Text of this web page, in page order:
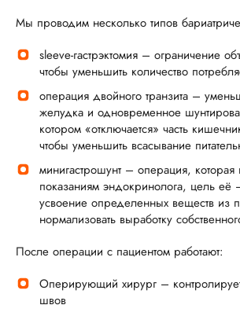
Мы проводим несколько типов
sleeve-гастрэктомия – ограничение
чтобы уменьшить количество
операция двойного транзита –
желудка и одновременное
котором «отключается» часть
чтобы уменьшить всасывание
минигастрошунт – операция, которая
показаниям эндокринолога, цель её
усвоение определенных веществ из
нормализовать выработку
После операции с пациентом работают:
Оперирующий хирург –
швов